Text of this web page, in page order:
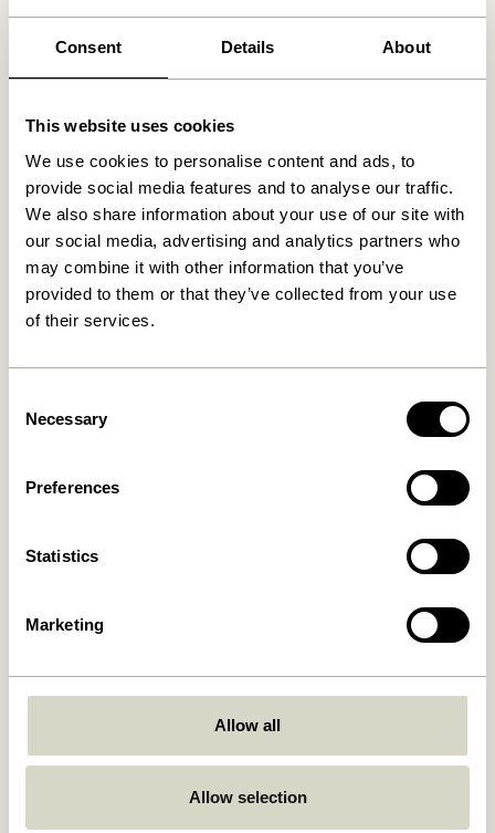
Consent Details About
This website uses cookies
We use cookies to personalise content and ads, to
provide social media features and to analyse our traffic.
We also share information about your use of our site with
our social media, advertising and analytics partners who
may combine it with other information that you’ve
provided to them or that they’ve collected from your use
of their services.
Selection
Necessary
Preferences
Statistics
Marketing
Allow all
Allow selection
Ähnliche Produkte
Braun/Green & Gray/Rosa
559,00kr.
In den warenkorb